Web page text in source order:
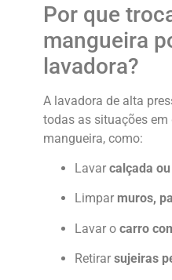
Por que
mangueira
lavadora?
A lavadora de alta
todas as situações em
mangueira, como:
Lavar calçada
Limpar muros,
Lavar o carro
Retirar sujeiras